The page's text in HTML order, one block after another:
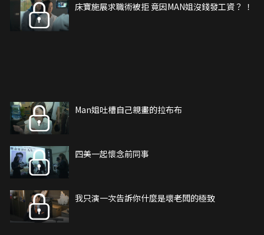
床寶施展求職術被拒 竟因MAN姐沒錢發工資？ ！
Man姐吐槽自己親畫的拉布布
四美一起懷念前同事
我只演一次告訴你什麼是壞老闆的極致